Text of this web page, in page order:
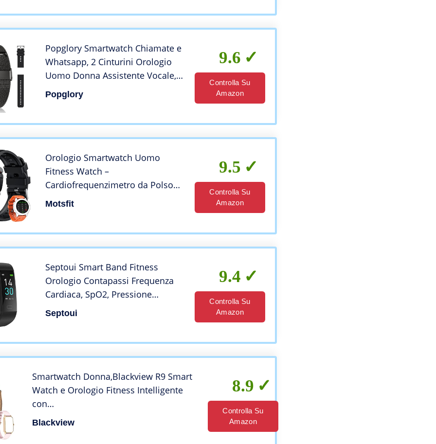
Popglory Smartwatch Chiamate e
Whatsapp, 2 Cinturini Orologio
Uomo Donna Assistente Vocale,
Orologio Digitale 24H
Cardiofrequenzimetro/Pressione
Popglory
9.6
Controlla Su
Amazon
Orologio Smartwatch Uomo
Fitness Watch –
Cardiofrequenzimetro da Polso
Smart Watch con Pressione
Motsfit
9.5
Controlla Su
Amazon
Septoui Smart Band Fitness
Orologio Contapassi Frequenza
Cardiaca, SpO2, Pressione
Sanguigna, Sonno Calorie Activity
Tracker Impermeabile 5 ATM, 16
Septoui
9.4
Controlla Su
Amazon
Smartwatch Donna,Blackview R9 Smart
Watch e Orologio Fitness Intelligente
con
Contapassi,Cardiofrequenzimetro,Pressi
Blackview
8.9
Controlla Su
Amazon